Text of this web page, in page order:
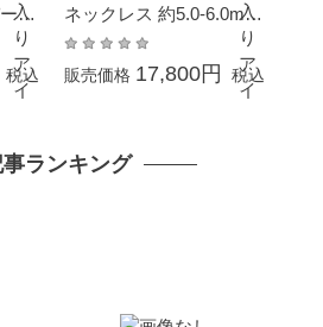
ル
税込
ネックレス 約5.0-6.0mm
200cm シンチュウ 結婚
式 冠婚葬祭 本真珠 成人
式 卒業式 入学式 母の日
対応 オーバルライス 真
販売価格 17,800円 税込
ランキング